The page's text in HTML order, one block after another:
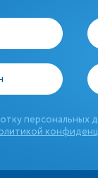
персональных